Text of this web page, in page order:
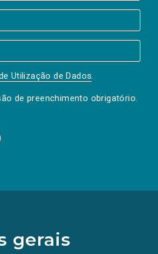
Utilização de Dados.
de preenchimento obrigatório.
gerais